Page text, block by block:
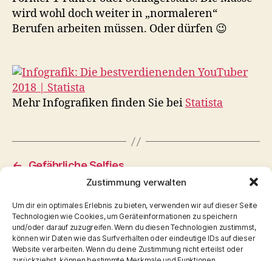
Zustimmung verwalten
Um dir ein optimales Erlebnis zu bieten, verwenden wir auf dieser Seite
Technologien wie Cookies, um Geräteinformationen zu speichern
und/oder darauf zuzugreifen. Wenn du diesen Technologien zustimmst,
können wir Daten wie das Surfverhalten oder eindeutige IDs auf dieser
Website verarbeiten. Wenn du deine Zustimmung nicht erteilst oder
wird wohl doch weiter in „normaleren“
Berufen arbeiten müssen. Oder dürfen 😉
Mehr Infografiken finden Sie bei Statista
← Gefährliche Selfies
Cybermobbing sichtbar